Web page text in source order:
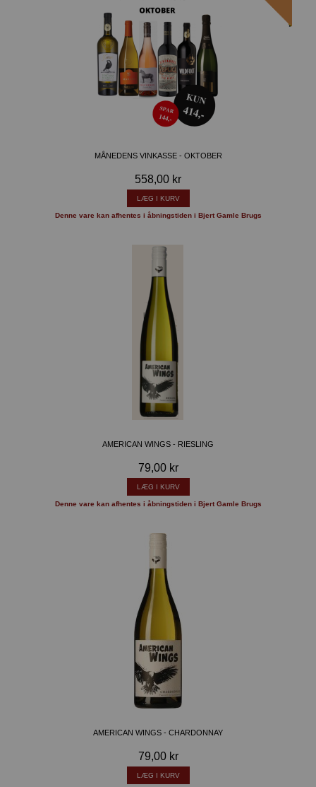
MÅNEDENS VINKASSE - OKTOBER
558,00 kr
LÆG I KURV
Denne vare kan afhentes i åbningstiden i Bjert Gamle Brugs
AMERICAN WINGS - RIESLING
79,00 kr
LÆG I KURV
Denne vare kan afhentes i åbningstiden i Bjert Gamle Brugs
AMERICAN WINGS - CHARDONNAY
79,00 kr
LÆG I KURV